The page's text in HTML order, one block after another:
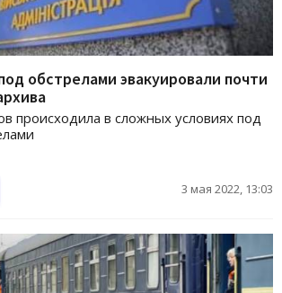
обстрелами эвакуировали почти
происходила в сложных условиях под
3 мая 2022, 13:03